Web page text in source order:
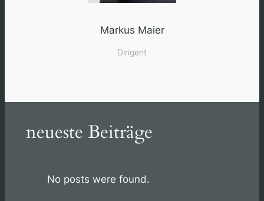
Markus Maier
Dirigent
neueste Beiträge
No posts were found.